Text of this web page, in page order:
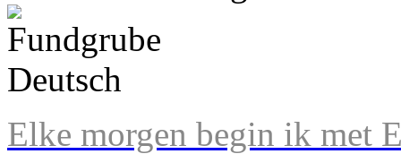
Elke morgen begin ik met